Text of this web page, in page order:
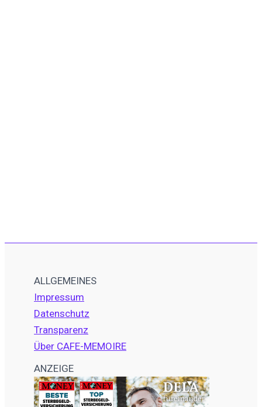
ALLGEMEINES
Impressum
Datenschutz
Transparenz
Über CAFE-MEMOIRE
ANZEIGE